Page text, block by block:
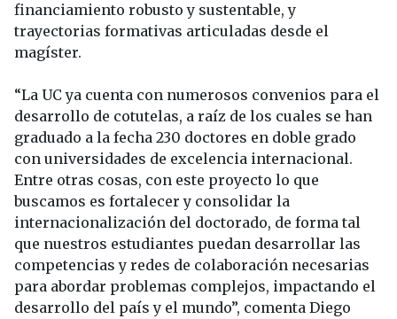
financiamiento robusto y sustentable, y
trayectorias formativas articuladas desde el
magíster.
“La UC ya cuenta con numerosos convenios para el
desarrollo de cotutelas, a raíz de los cuales se han
graduado a la fecha 230 doctores en doble grado
con universidades de excelencia internacional.
Entre otras cosas, con este proyecto lo que
buscamos es fortalecer y consolidar la
internacionalización del doctorado, de forma tal
que nuestros estudiantes puedan desarrollar las
competencias y redes de colaboración necesarias
para abordar problemas complejos, impactando el
desarrollo del país y el mundo”, comenta Diego